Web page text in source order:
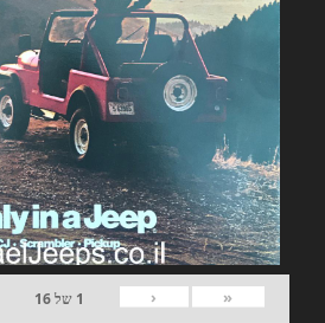
«
‹
1 של16